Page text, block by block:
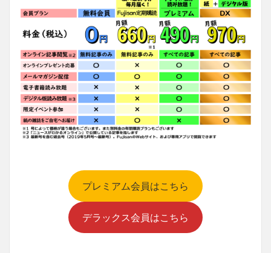
プレミアム会員はこちら
デラックス会員はこちら